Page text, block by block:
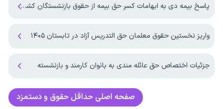
پاسخ بیمه دی به ابهامات کسر حق بیمه از حقوق بازنشستگان کشوری
واریز نخستین حقوق معلمان حق التدریس آزاد در تابستان ۱۴۰۵
جزئیات اختصاص حق عائله مندی به بانوان کارمند و بازنشسته
صفحه اصلی حداقل حقوق و دستمزد